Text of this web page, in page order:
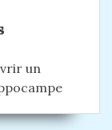
un